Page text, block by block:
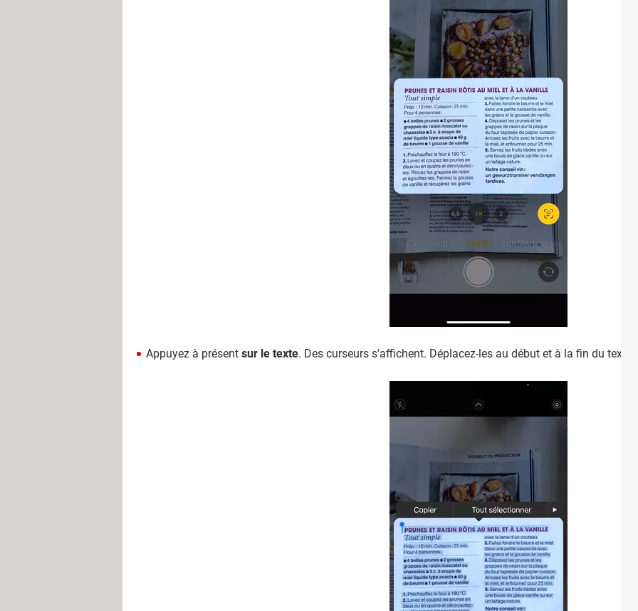
Appuyez à présent sur le texte. Des curseurs s'affichent. Déplacez-les au début et à la fin du texte